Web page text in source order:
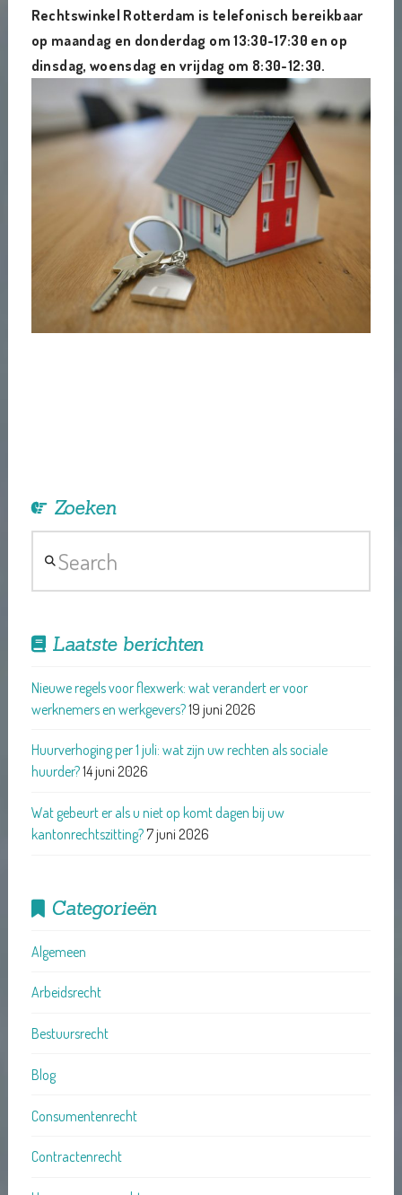
Rechtswinkel Rotterdam is telefonisch bereikbaar
op maandag en donderdag om 13:30-17:30 en op
dinsdag, woensdag en vrijdag om 8:30-12:30.
Zoeken
Laatste berichten
Nieuwe regels voor flexwerk: wat verandert er voor
werknemers en werkgevers?19 juni 2026
Huurverhoging per 1 juli: wat zijn uw rechten als sociale
huurder?14 juni 2026
Wat gebeurt er als u niet op komt dagen bij uw
kantonrechtszitting?7 juni 2026
Categorieën
Algemeen
Arbeidsrecht
Bestuursrecht
Blog
Consumentenrecht
Contractenrecht